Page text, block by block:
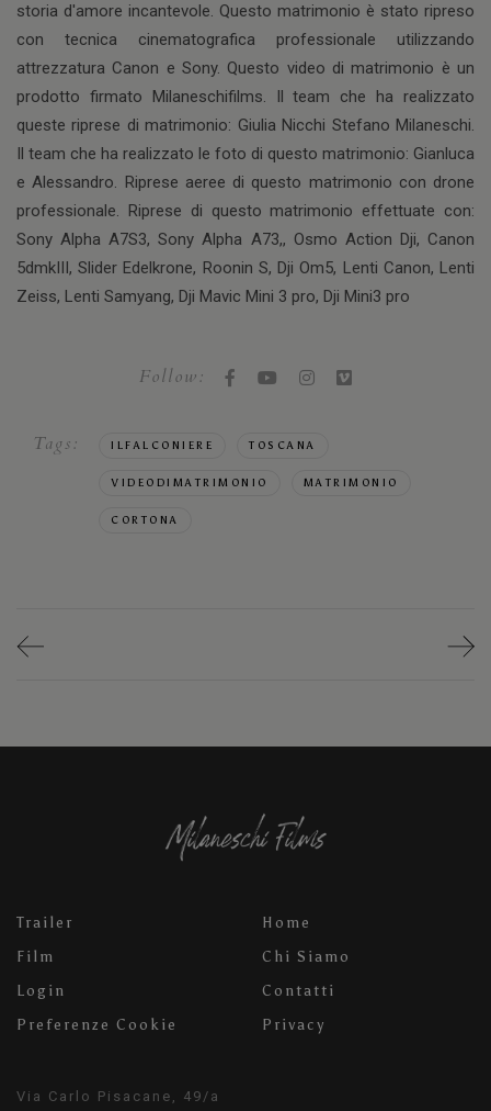
storia d'amore incantevole. Questo matrimonio è stato ripreso
con tecnica cinematografica professionale utilizzando
attrezzatura Canon e Sony. Questo video di matrimonio è un
prodotto firmato Milaneschifilms. Il team che ha realizzato
queste riprese di matrimonio: Giulia Nicchi Stefano Milaneschi.
Il team che ha realizzato le foto di questo matrimonio: Gianluca
e Alessandro. Riprese aeree di questo matrimonio con drone
professionale. Riprese di questo matrimonio effettuate con:
Sony Alpha A7S3, Sony Alpha A73,, Osmo Action Dji, Canon
5dmkIII, Slider Edelkrone, Roonin S, Dji Om5, Lenti Canon, Lenti
Zeiss, Lenti Samyang, Dji Mavic Mini 3 pro, Dji Mini3 pro
Follow:
Tags: ILFALCONIERE TOSCANA
VIDEODIMATRIMONIO MATRIMONIO
CORTONA
Trailer
Film
Login
Preferenze Cookie
Home
Chi Siamo
Contatti
Privacy
Via Carlo Pisacane, 49/a